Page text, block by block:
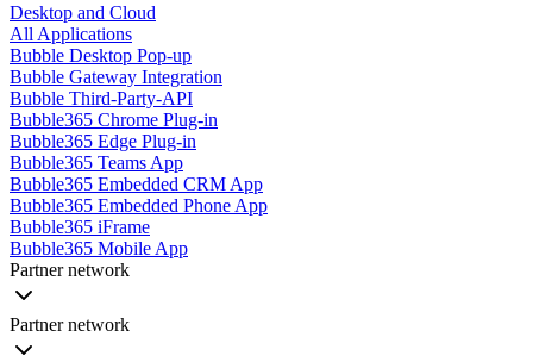
Desktop and Cloud
All Applications
Bubble Desktop Pop-up
Bubble Gateway Integration
Bubble Third-Party-API
Bubble365 Chrome Plug-in
Bubble365 Edge Plug-in
Bubble365 Teams App
Bubble365 Embedded CRM App
Bubble365 Embedded Phone App
Bubble365 iFrame
Bubble365 Mobile App
Partner network
Partner network